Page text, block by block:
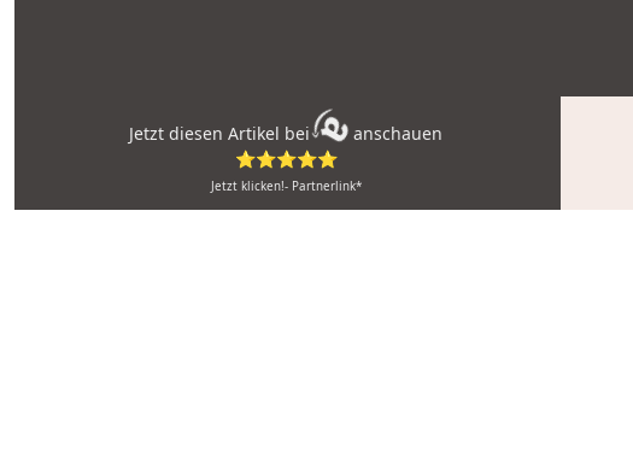
Jetzt diesen Artikel bei
anschauen
⭐⭐⭐⭐⭐
Jetzt klicken!- Partnerlink*